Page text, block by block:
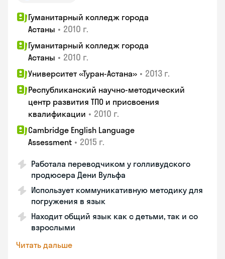
Гуманитарный колледж города
Астаны • 2010 г.
Гуманитарный колледж города
Астаны • 2010 г.
Университет «Туран-Астана» • 2013 г.
Республиканский научно-методический
центр развития ТПО и присвоения
квалификации • 2010 г.
Cambridge English Language
Assessment • 2015 г.
Работала переводчиком у голливудского
продюсера Дени Вульфа
Использует коммуникативную методику для
погружения в язык
Находит общий язык как с детьми, так и со
взрослыми
Читать дальше